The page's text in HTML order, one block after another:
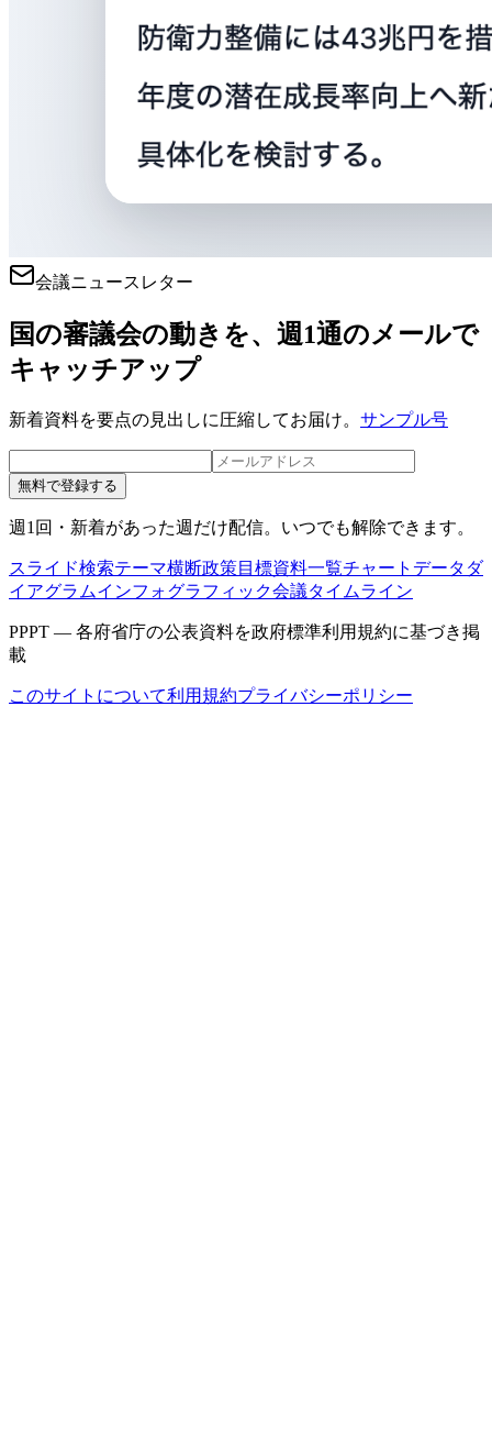
会議ニュースレター
国の審議会の動きを、週1通のメールで
キャッチアップ
新着資料を要点の見出しに圧縮してお届け。 サンプル号
無料で登録する
週1回・新着があった週だけ配信。いつでも解除できます。
スライド検索テーマ横断政策目標資料一覧チャートデータ ダ
イアグラムインフォグラフィック会議タイムライン
PPPT — 各府省庁の公表資料を政府標準利用規約に基づき掲
載
このサイトについて利用規約プライバシーポリシー